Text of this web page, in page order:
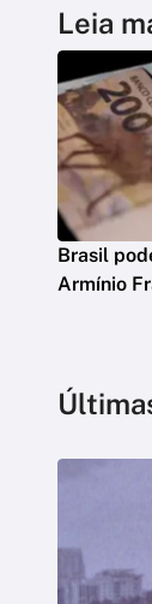
Leia
Brasil
Armínio